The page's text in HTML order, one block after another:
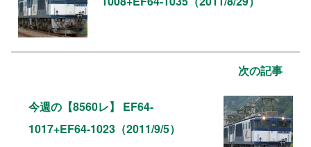
次の記事
今週の【8560レ】 EF64-
1017+EF64-1023（2011/9/5）